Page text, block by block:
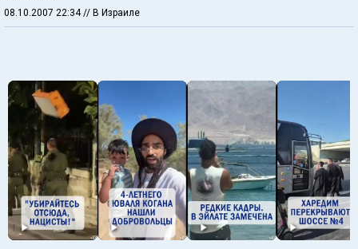
08.10.2007 22:34 // В Израиле